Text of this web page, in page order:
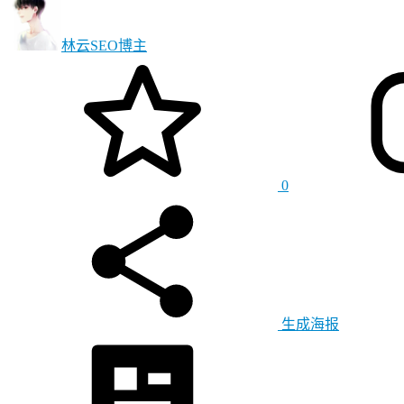
林云SEO博主
0
生成海报